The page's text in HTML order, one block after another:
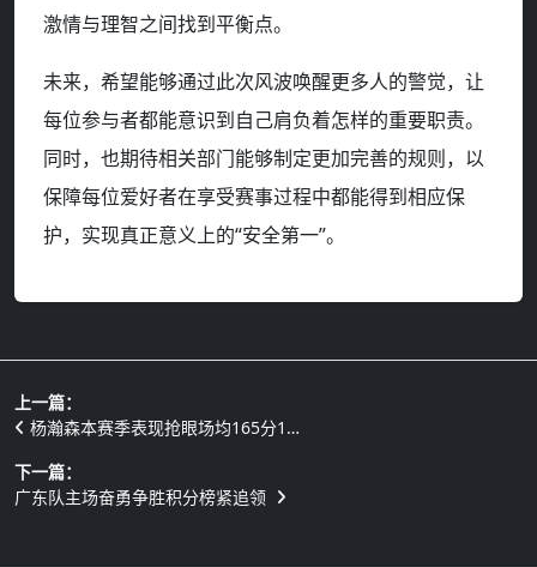
激情与理智之间找到平衡点。
未来，希望能够通过此次风波唤醒更多人的警觉，让
每位参与者都能意识到自己肩负着怎样的重要职责。
同时，也期待相关部门能够制定更加完善的规则，以
保障每位爱好者在享受赛事过程中都能得到相应保
护，实现真正意义上的“安全第一”。
上一篇：
杨瀚森本赛季表现抢眼场均165分1…
下一篇：
广东队主场奋勇争胜积分榜紧追领